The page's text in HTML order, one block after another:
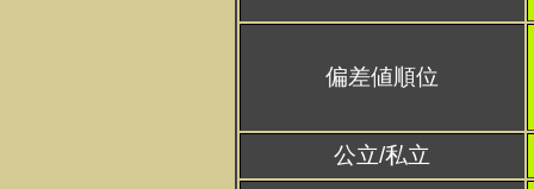
偏差値順位
公立/私立